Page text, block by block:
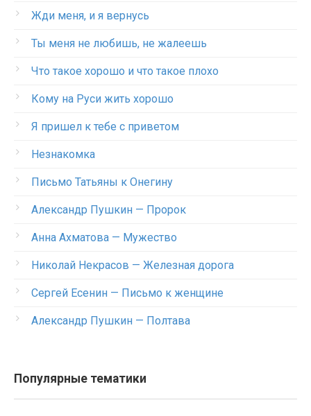
Жди меня, и я вернусь
Ты меня не любишь, не жалеешь
Что такое хорошо и что такое плохо
Кому на Руси жить хорошо
Я пришел к тебе с приветом
Незнакомка
Письмо Татьяны к Онегину
Александр Пушкин — Пророк
Анна Ахматова — Мужество
Николай Некрасов — Железная дорога
Сергей Есенин — Письмо к женщине
Александр Пушкин — Полтава
Популярные тематики